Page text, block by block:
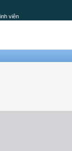
viên